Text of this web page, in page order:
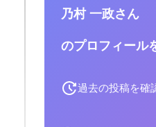
乃村 一政さん
のプロフィール
過去の投稿を確